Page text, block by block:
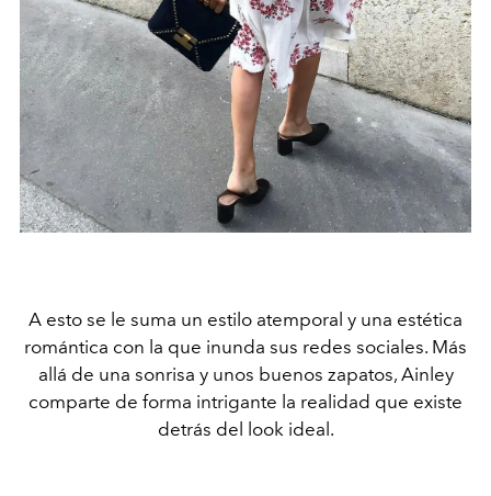
A esto se le suma un estilo atemporal y una estética
romántica con la que inunda sus redes sociales. Más
allá de una sonrisa y unos buenos zapatos, Ainley
comparte de forma intrigante la realidad que existe
detrás del look ideal.